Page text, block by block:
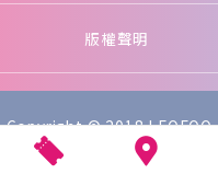
版權聲明
Copyright © 2018